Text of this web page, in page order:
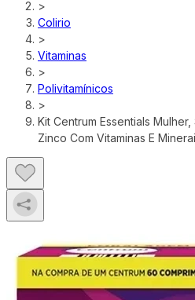
>
Colirio
>
Vitaminas
>
Polivitamínicos
>
Kit Centrum Essentials
Zinco Com Vitaminas E